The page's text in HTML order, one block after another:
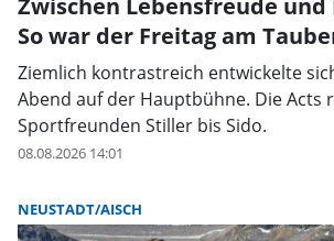
So war der Freitag am
Ziemlich kontrastreich entwickelte
Abend auf der Hauptbühne. Die Acts
Sportfreunden Stiller bis Sido.
08.08.2026 14:01
NEUSTADT/AISCH